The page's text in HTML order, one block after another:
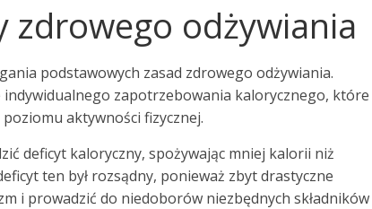
zdrowego odżywiania
podstawowych zasad zdrowego odżywiania.
zapotrzebowania kalorycznego, które
aktywności fizycznej.
deficyt kaloryczny, spożywając mniej kalorii niż
ten był rozsądny, ponieważ zbyt drastyczne
i prowadzić do niedoborów niezbędnych składników